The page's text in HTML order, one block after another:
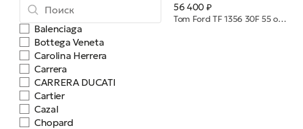
Balenciaga
Bottega Veneta
Carolina Herrera
Carrera
CARRERA DUCATI
Cartier
Cazal
Chopard
56 400 ₽
Tom Ford TF 1356 30F 55 очки с/з